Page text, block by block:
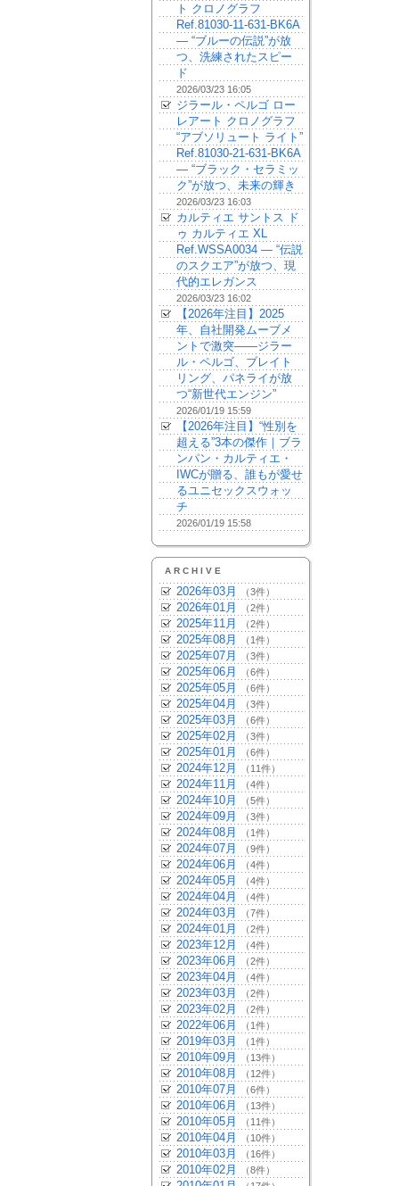
ト クロノグラフ
Ref.81030-11-631-BK6A
— “ブルーの伝説”が放
つ、洗練されたスピー
ド
2026/03/23 16:05
ジラール・ペルゴ ロー
レアート クロノグラフ
“アブソリュート ライト”
Ref.81030-21-631-BK6A
— “ブラック・セラミッ
ク”が放つ、未来の輝き
2026/03/23 16:03
カルティエ サントス ド
ゥ カルティエ XL
Ref.WSSA0034 — “伝説
のスクエア”が放つ、現
代的エレガンス
2026/03/23 16:02
【2026年注目】2025
年、自社開発ムーブメ
ントで激突——ジラー
ル・ペルゴ、ブレイト
リング、パネライが放
つ“新世代エンジン”
2026/01/19 15:59
【2026年注目】“性別を
超える”3本の傑作｜ブラ
ンパン・カルティエ・
IWCが贈る、誰もが愛せ
るユニセックスウォッ
チ
2026/01/19 15:58
ARCHIVE
2026年03月 （3件）
2026年01月 （2件）
2025年11月 （2件）
2025年08月 （1件）
2025年07月 （3件）
2025年06月 （6件）
2025年05月 （6件）
2025年04月 （3件）
2025年03月 （6件）
2025年02月 （3件）
2025年01月 （6件）
2024年12月 （11件）
2024年11月 （4件）
2024年10月 （5件）
2024年09月 （3件）
2024年08月 （1件）
2024年07月 （9件）
2024年06月 （4件）
2024年05月 （4件）
2024年04月 （4件）
2024年03月 （7件）
2024年01月 （2件）
2023年12月 （4件）
2023年06月 （2件）
2023年04月 （4件）
2023年03月 （2件）
2023年02月 （2件）
2022年06月 （1件）
2019年03月 （1件）
2010年09月 （13件）
2010年08月 （12件）
2010年07月 （6件）
2010年06月 （13件）
2010年05月 （11件）
2010年04月 （10件）
2010年03月 （16件）
2010年02月 （8件）